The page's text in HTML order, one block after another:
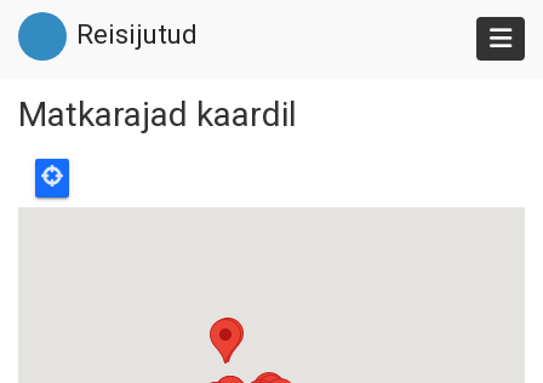
Liigu
edasi
põhisisu
Reisijutud
Matkarajad kaardil